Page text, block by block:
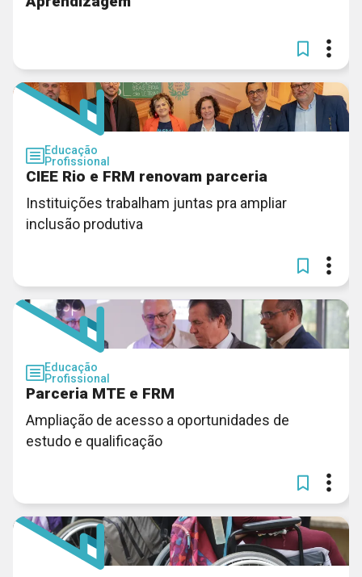
Educação
Profissional
CIEE Rio e FRM renovam parceria
Instituições trabalham juntas pra ampliar
inclusão produtiva
Educação
Profissional
Parceria MTE e FRM
Ampliação de acesso a oportunidades de
estudo e qualificação